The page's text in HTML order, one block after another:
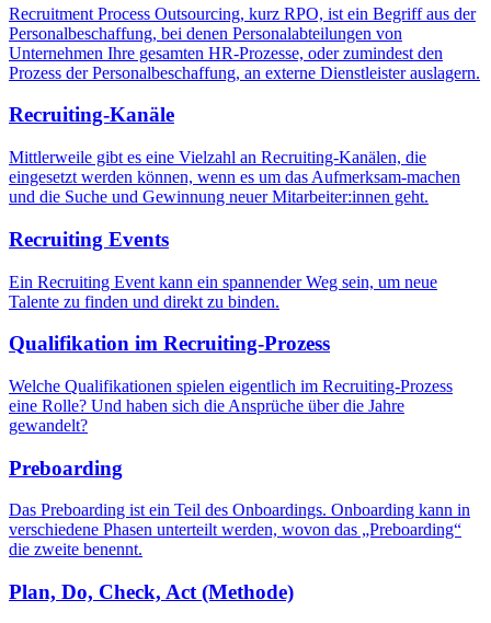
Recruitment Process Outsourcing, kurz RPO, ist ein Begriff aus der
Personalbeschaffung, bei denen Personalabteilungen von
Unternehmen Ihre gesamten HR-Prozesse, oder zumindest den
Prozess der Personalbeschaffung, an externe Dienstleister auslagern.
Recruiting-Kanäle
Mittlerweile gibt es eine Vielzahl an Recruiting-Kanälen, die
eingesetzt werden können, wenn es um das Aufmerksam-machen
und die Suche und Gewinnung neuer Mitarbeiter:innen geht.
Recruiting Events
Ein Recruiting Event kann ein spannender Weg sein, um neue
Talente zu finden und direkt zu binden.
Qualifikation im Recruiting-Prozess
Welche Qualifikationen spielen eigentlich im Recruiting-Prozess
eine Rolle? Und haben sich die Ansprüche über die Jahre
gewandelt?
Preboarding
Das Preboarding ist ein Teil des Onboardings. Onboarding kann in
verschiedene Phasen unterteilt werden, wovon das „Preboarding“
die zweite benennt.
Plan, Do, Check, Act (Methode)